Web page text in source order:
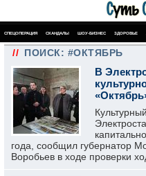
СПЕЦОПЕРАЦИЯ СКАНДАЛЫ ШОУ-БИЗНЕС ЗДОРОВЬЕ
// ПОИСК: #ОКТЯБРЬ
В
года, сообщил губернатор
Воробьев в ходе проверки